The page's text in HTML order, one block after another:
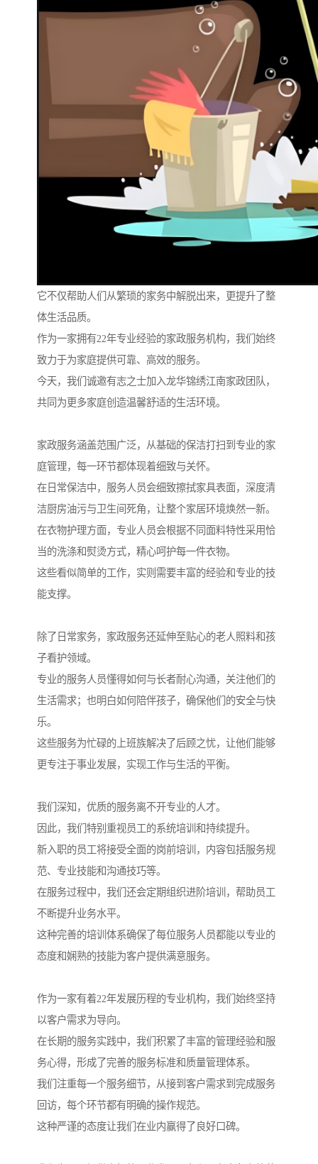
它不仅帮助人们从繁琐的家务中解脱出来，更提升了整
体生活品质。
作为一家拥有22年专业经验的家政服务机构，我们始终
致力于为家庭提供可靠、高效的服务。
今天，我们诚邀有志之士加入龙华锦绣江南家政团队，
共同为更多家庭创造温馨舒适的生活环境。
家政服务涵盖范围广泛，从基础的保洁打扫到专业的家
庭管理，每一环节都体现着细致与关怀。
在日常保洁中，服务人员会细致擦拭家具表面，深度清
洁厨房油污与卫生间死角，让整个家居环境焕然一新。
在衣物护理方面，专业人员会根据不同面料特性采用恰
当的洗涤和熨烫方式，精心呵护每一件衣物。
这些看似简单的工作，实则需要丰富的经验和专业的技
能支撑。
除了日常家务，家政服务还延伸至贴心的老人照料和孩
子看护领域。
专业的服务人员懂得如何与长者耐心沟通，关注他们的
生活需求；也明白如何陪伴孩子，确保他们的安全与快
乐。
这些服务为忙碌的上班族解决了后顾之忧，让他们能够
更专注于事业发展，实现工作与生活的平衡。
我们深知，优质的服务离不开专业的人才。
因此，我们特别重视员工的系统培训和持续提升。
新入职的员工将接受全面的岗前培训，内容包括服务规
范、专业技能和沟通技巧等。
在服务过程中，我们还会定期组织进阶培训，帮助员工
不断提升业务水平。
这种完善的培训体系确保了每位服务人员都能以专业的
态度和娴熟的技能为客户提供满意服务。
作为一家有着22年发展历程的专业机构，我们始终坚持
以客户需求为导向。
在长期的服务实践中，我们积累了丰富的管理经验和服
务心得，形成了完善的服务标准和质量管理体系。
我们注重每一个服务细节，从接到客户需求到完成服务
回访，每个环节都有明确的操作规范。
这种严谨的态度让我们在业内赢得了良好口碑。